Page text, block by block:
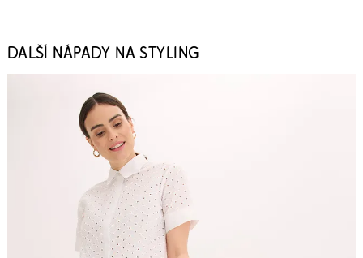
DALŠÍ NÁPADY NA STYLING